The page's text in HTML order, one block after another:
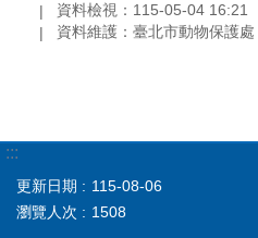
資料檢視：115-05-04 16:21
資料維護：臺北市動物保護處
:::
更新日期
115-08-06
瀏覽人次
1508